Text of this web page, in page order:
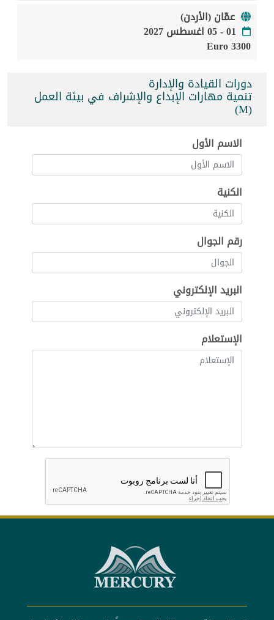
عمّان (الأردن)
01 - 05 اغسطس 2027
3300 Euro
دورات القيادة والإدارة
تنمية مهارات الإبداع والإشراف في بيئة العمل
(M)
الاسم الأول
الكنية
رقم الجوال
البريد الإلكتروني
الإستعلام